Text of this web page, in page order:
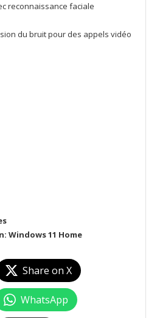
reconnaissance faciale
du bruit pour des appels vidéo
Windows 11 Home
Share on X
WhatsApp